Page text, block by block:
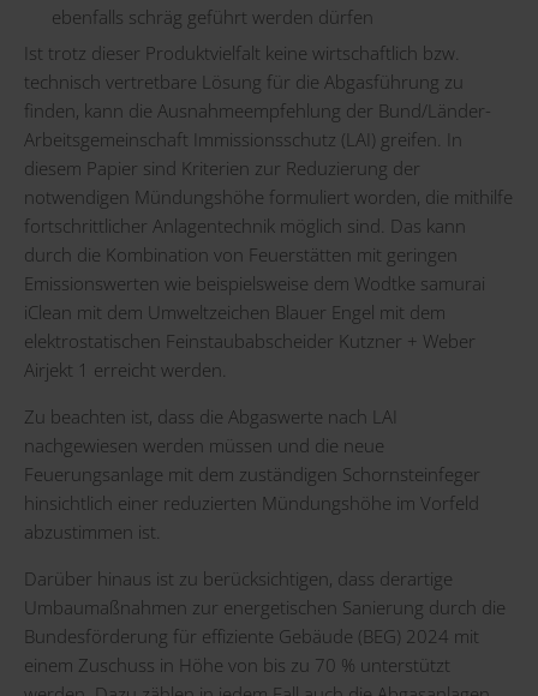
ebenfalls schräg geführt werden dürfen
Ist trotz dieser Produktvielfalt keine wirtschaftlich bzw.
technisch vertretbare Lösung für die Abgasführung zu
finden, kann die Ausnahmeempfehlung der Bund/Länder-
Arbeitsgemeinschaft Immissionsschutz (LAI) greifen. In
diesem Papier sind Kriterien zur Reduzierung der
notwendigen Mündungshöhe formuliert worden, die mithilfe
fortschrittlicher Anlagentechnik möglich sind. Das kann
durch die Kombination von Feuerstätten mit geringen
Emissionswerten wie beispielsweise dem Wodtke samurai
iClean mit dem Umweltzeichen Blauer Engel mit dem
elektrostatischen Feinstaubabscheider Kutzner + Weber
Airjekt 1 erreicht werden.
Zu beachten ist, dass die Abgaswerte nach LAI
nachgewiesen werden müssen und die neue
Feuerungsanlage mit dem zuständigen Schornsteinfeger
hinsichtlich einer reduzierten Mündungshöhe im Vorfeld
abzustimmen ist.
Darüber hinaus ist zu berücksichtigen, dass derartige
Umbaumaßnahmen zur energetischen Sanierung durch die
Bundesförderung für effiziente Gebäude (BEG) 2024 mit
einem Zuschuss in Höhe von bis zu 70 % unterstützt